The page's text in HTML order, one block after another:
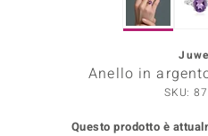
Anello in
SKU:
Questo prodotto è